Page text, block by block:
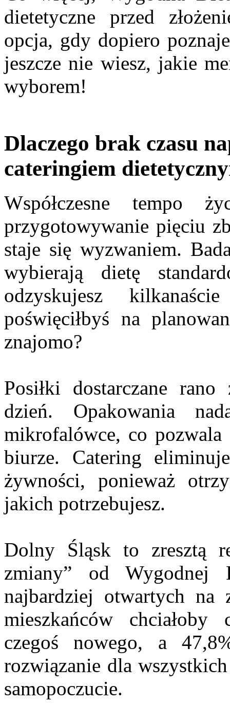
dietetyczne przed
opcja, gdy dopiero
jeszcze nie wiesz, jakie
wyborem!
Dlaczego brak czasu
cateringiem
Współczesne tempo
przygotowywanie pięciu
staje się wyzwaniem.
wybierają dietę
odzyskujesz
poświęciłbyś na
znajomo?
Posiłki dostarczane
dzień. Opakowania
mikrofalówce, co pozwala
biurze. Catering
żywności, ponieważ
jakich potrzebujesz.
Dolny Śląsk to zresztą
zmiany” od
najbardziej otwartych
mieszkańców
czegoś nowego, a
rozwiązanie dla
samopoczucie.